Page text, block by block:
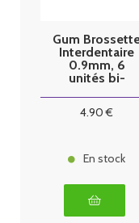
Gum
Interdentaire
0.9mm, 6
unités bi-
4.90 €
En stock